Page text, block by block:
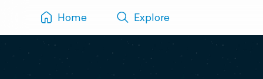
Home Explore